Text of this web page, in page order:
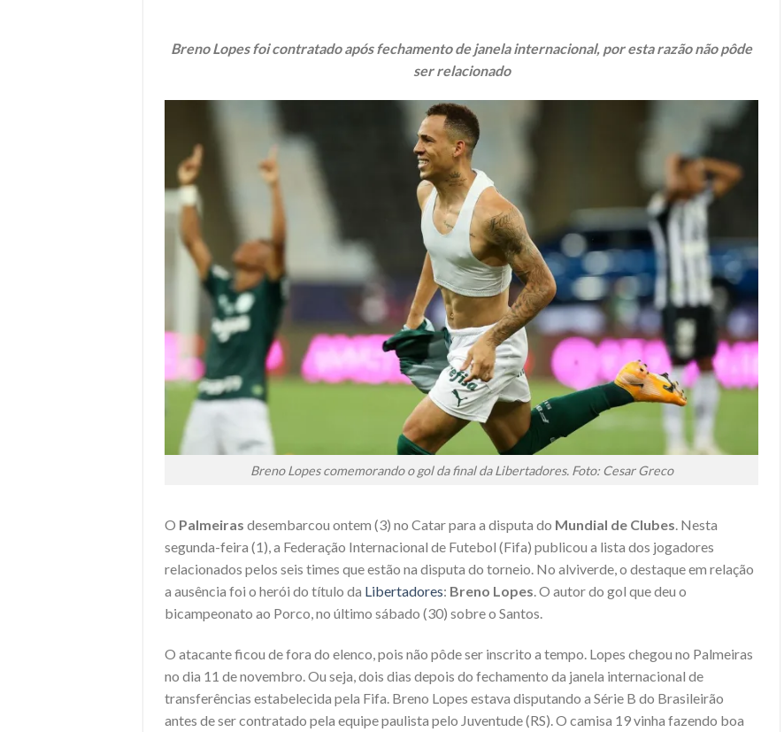
Breno Lopes foi contratado após fechamento de janela internacional, por esta razão não pôde
ser relacionado
Breno Lopes comemorando o gol da final da Libertadores. Foto: Cesar Greco
O Palmeiras desembarcou ontem (3) no Catar para a disputa do Mundial de Clubes. Nesta
segunda-feira (1), a Federação Internacional de Futebol (Fifa) publicou a lista dos jogadores
relacionados pelos seis times que estão na disputa do torneio. No alviverde, o destaque em relação
a ausência foi o herói do título da Libertadores: Breno Lopes. O autor do gol que deu o
bicampeonato ao Porco, no último sábado (30) sobre o Santos.
O atacante ficou de fora do elenco, pois não pôde ser inscrito a tempo. Lopes chegou no Palmeiras
no dia 11 de novembro. Ou seja, dois dias depois do fechamento da janela internacional de
transferências estabelecida pela Fifa. Breno Lopes estava disputando a Série B do Brasileirão
antes de ser contratado pela equipe paulista pelo Juventude (RS). O camisa 19 vinha fazendo boa